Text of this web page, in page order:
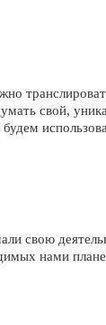
свой,
свою
нами